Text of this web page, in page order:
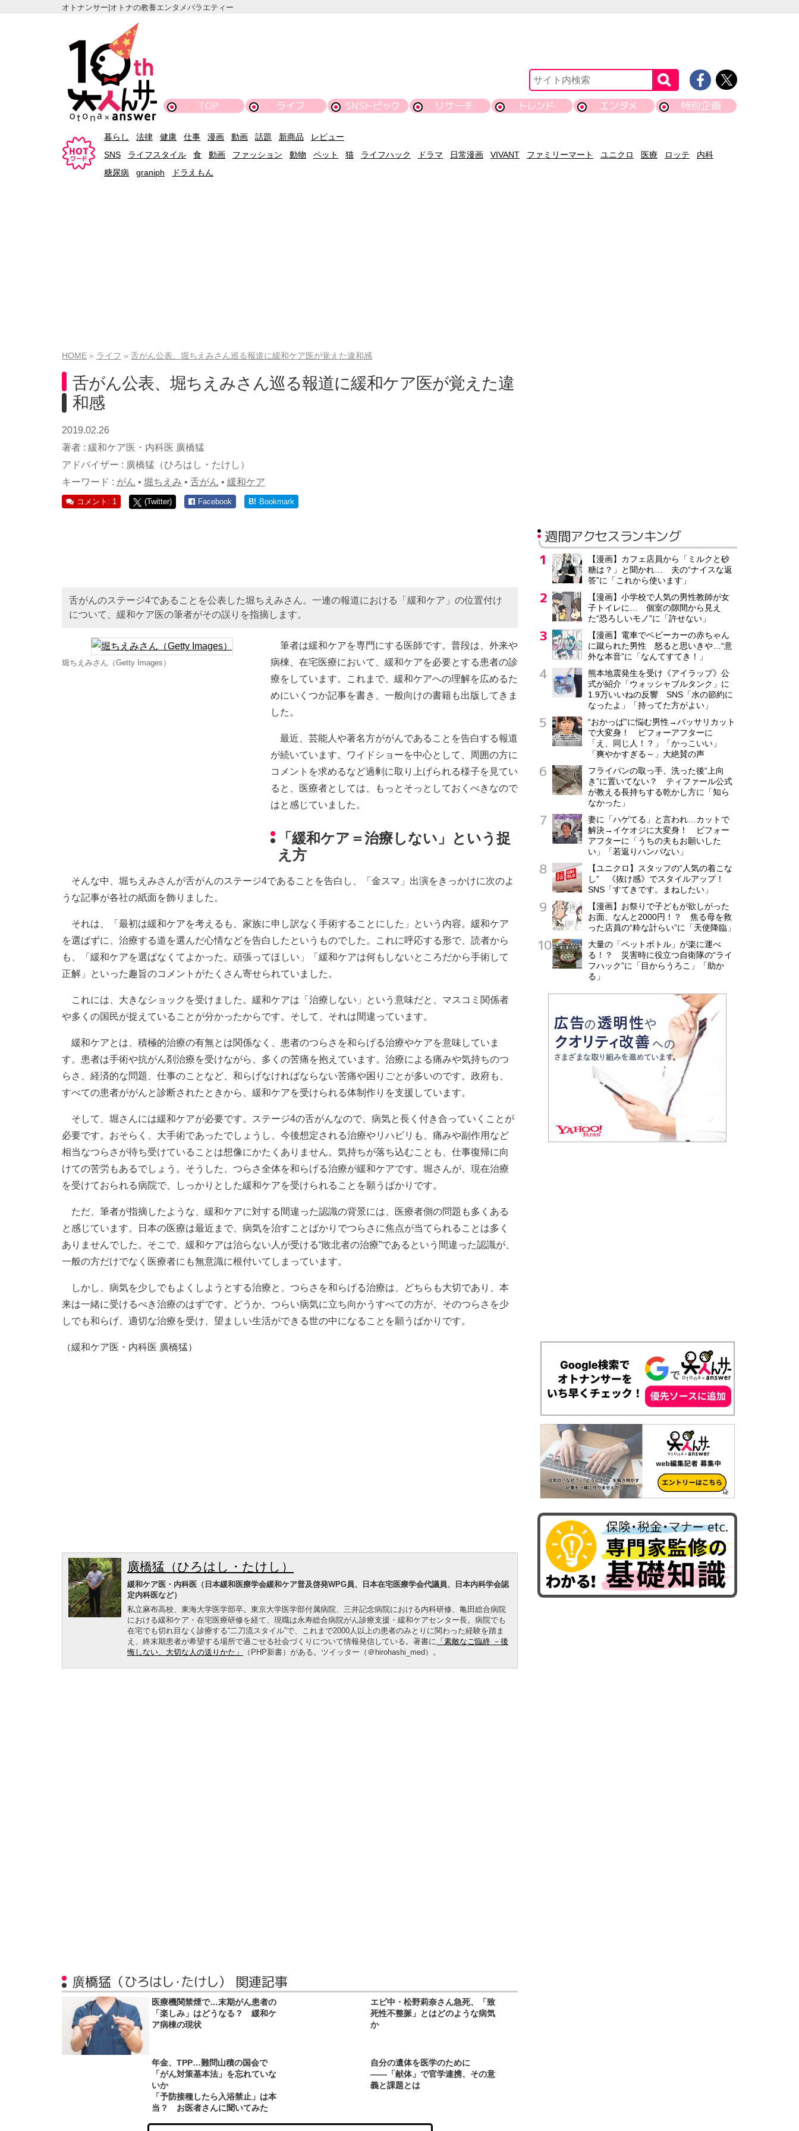
オトナンサー|オトナの教養エンタメバラエティー
TOP ライフ SNSトピック リサーチ トレンド エンタメ 特別企画
暮らし 法律 健康 仕事 漫画 動画 話題 新商品
レビュー
SNS
ライフスタイル 食 動画 ファッション 動物 ペット 猫 ライフハック ドラマ 日常漫画 VIVANT ファミリーマート ユニクロ 医療 ロッテ
内科
糖尿病
graniph ドラえもん
HOME ライフ 舌がん公表、堀ちえみさん巡る報道に緩和ケア医が覚えた違和感
舌がん公表、堀ちえみさん巡る報道に緩和ケア医が覚えた違
和感
2019.02.26
著者 : 緩和ケア医・内科医 廣橋猛
アドバイザー : 廣橋猛（ひろはし・たけし）
キーワード : がん • 堀ちえみ • 舌がん • 緩和ケア
コメント: 1 (Twitter) Facebook B! Bookmark
舌がんのステージ4であることを公表した堀ちえみさん。一連の報道における「緩和ケア」の位置付け
について、緩和ケア医の筆者がその誤りを指摘します。
堀ちえみさん（Getty Images）
筆者は緩和ケアを専門にする医師です。普段は、外来や
病棟、在宅医療において、緩和ケアを必要とする患者の診
療をしています。これまで、緩和ケアへの理解を広めるた
めにいくつか記事を書き、一般向けの書籍も出版してきま
した。
最近、芸能人や著名方ががんであることを告白する報道
が続いています。ワイドショーを中心として、周囲の方に
コメントを求めるなど過剰に取り上げられる様子を見てい
ると、医療者としては、もっとそっとしておくべきなので
はと感じていました。
「緩和ケア＝治療しない」という捉
え方
そんな中、堀ちえみさんが舌がんのステージ4であることを告白し、「金スマ」出演をきっかけに次のよ
うな記事が各社の紙面を飾りました。
それは、「最初は緩和ケアを考えるも、家族に申し訳なく手術することにした」という内容。緩和ケア
を選ばずに、治療する道を選んだ心情などを告白したというものでした。これに呼応する形で、読者から
も、「緩和ケアを選ばなくてよかった。頑張ってほしい」「緩和ケアは何もしないところだから手術して
正解」といった趣旨のコメントがたくさん寄せられていました。
これには、大きなショックを受けました。緩和ケアは「治療しない」という意味だと、マスコミ関係者
や多くの国民が捉えていることが分かったからです。そして、それは間違っています。
緩和ケアとは、積極的治療の有無とは関係なく、患者のつらさを和らげる治療やケアを意味していま
す。患者は手術や抗がん剤治療を受けながら、多くの苦痛を抱えています。治療による痛みや気持ちのつ
らさ、経済的な問題、仕事のことなど、和らげなければならない苦痛や困りごとが多いのです。政府も、
すべての患者ががんと診断されたときから、緩和ケアを受けられる体制作りを支援しています。
そして、堀さんには緩和ケアが必要です。ステージ4の舌がんなので、病気と長く付き合っていくことが
必要です。おそらく、大手術であったでしょうし、今後想定される治療やリハビリも、痛みや副作用など
相当なつらさが待ち受けていることは想像にかたくありません。気持ちが落ち込むことも、仕事復帰に向
けての苦労もあるでしょう。そうした、つらさ全体を和らげる治療が緩和ケアです。堀さんが、現在治療
を受けておられる病院で、しっかりとした緩和ケアを受けられることを願うばかりです。
ただ、筆者が指摘したような、緩和ケアに対する間違った認識の背景には、医療者側の問題も多くある
と感じています。日本の医療は最近まで、病気を治すことばかりでつらさに焦点が当てられることは多く
ありませんでした。そこで、緩和ケアは治らない人が受ける“敗北者の治療”であるという間違った認識が、
一般の方だけでなく医療者にも無意識に根付いてしまっています。
しかし、病気を少しでもよくしようとする治療と、つらさを和らげる治療は、どちらも大切であり、本
来は一緒に受けるべき治療のはずです。どうか、つらい病気に立ち向かうすべての方が、そのつらさを少
しでも和らげ、適切な治療を受け、望ましい生活ができる世の中になることを願うばかりです。
（緩和ケア医・内科医 廣橋猛）
廣橋猛（ひろはし・たけし）
緩和ケア医・内科医（日本緩和医療学会緩和ケア普及啓発WPG員、日本在宅医療学会代議員、日本内科学会認
定内科医など）
私立麻布高校、東海大学医学部卒。東京大学医学部付属病院、三井記念病院における内科研修、亀田総合病院
における緩和ケア・在宅医療研修を経て、現職は永寿総合病院がん診療支援・緩和ケアセンター長。病院でも
在宅でも切れ目なく診療する“二刀流スタイル”で、これまで2000人以上の患者のみとりに関わった経験を踏ま
え、終末期患者が希望する場所で過ごせる社会づくりについて情報発信している。著書に 「素敵なご臨終 －後
悔しない、大切な人の送りかた」
（PHP新書）がある。ツイッター（＠hirohashi_med）。
廣橋猛（ひろはし・たけし） 関連記事
医療機関禁煙で…末期がん患者の
「楽しみ」はどうなる？ 緩和ケ
ア病棟の現状
エビ中・松野莉奈さん急死、「致
死性不整脈」とはどのような病気
か
年金、TPP…難問山積の国会で
「がん対策基本法」を忘れていな
いか
自分の遺体を医学のために
――「献体」で官学連携、その意
義と課題とは
「予防接種したら入浴禁止」は本
当？ お医者さんに聞いてみた
週間アクセスランキング
【漫画】カフェ店員から「ミルクと砂
糖は？」と聞かれ… 夫の“ナイスな返
答”に「これから使います」
【漫画】小学校で人気の男性教師が女
子トイレに… 個室の隙間から見え
た“恐ろしいモノ”に「許せない」
【漫画】電車でベビーカーの赤ちゃん
に蹴られた男性 怒ると思いきや…“意
外な本音”に「なんてすてき！」
熊本地震発生を受け《アイラップ》公
式が紹介「ウォッシャブルタンク」に
1.9万いいねの反響 SNS「水の節約に
なったよ」「持ってた方がよい」
“おかっぱ”に悩む男性→バッサリカット
で大変身！ ビフォーアフターに
「え、同じ人！？」「かっこいい」
「爽やかすぎる～」大絶賛の声
フライパンの取っ手、洗った後“上向
き”に置いてない？ ティファール公式
が教える長持ちする乾かし方に「知ら
なかった」
妻に「ハゲてる」と言われ…カットで
解決→イケオジに大変身！ ビフォー
アフターに「うちの夫もお願いした
い」「若返りハンパない」
【ユニクロ】スタッフの“人気の着こな
し” 《抜け感》でスタイルアップ！
SNS「すてきです。まねしたい」
【漫画】お祭りで子どもが欲しがった
お面、なんと2000円！？ 焦る母を救
った店員の“粋な計らい”に「天使降臨」
大量の「ペットボトル」が楽に運べ
る！？ 災害時に役立つ自衛隊の“ライ
フハック”に「目からうろこ」「助か
る」